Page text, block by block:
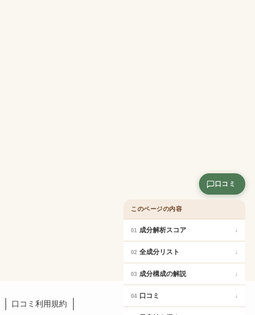
口コミ利用規約
口コミ
このページの内容
01 成分解析スコア ↓
02 全成分リスト ↓
03 成分構成の解説 ↓
04 口コミ ↓